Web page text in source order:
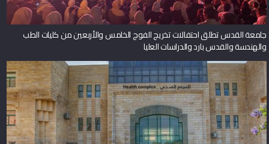
جامعة القدس تطلق احتفالات تخريج الفوج الخامس والأربعين من كليات الطب
والهندسة والقدس بارد والدراسات العليا